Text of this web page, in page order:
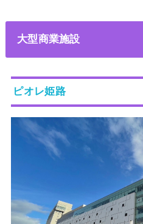
大型商業施設
ピオレ姫路